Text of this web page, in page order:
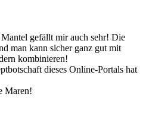
gefällt mir auch sehr! Die
man kann sicher ganz gut mit
kombinieren!
dieses Online-Portals hat
Maren!